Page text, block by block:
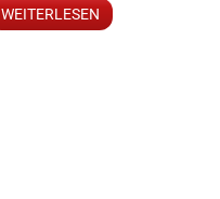
WEITERLESEN